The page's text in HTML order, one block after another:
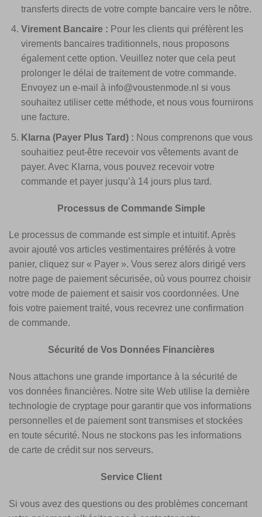
transferts directs de votre compte bancaire vers le nôtre.
Virement Bancaire : Pour les clients qui préfèrent les
virements bancaires traditionnels, nous proposons
également cette option. Veuillez noter que cela peut
prolonger le délai de traitement de votre commande.
Envoyez un e-mail à info@voustenmode.nl si vous
souhaitez utiliser cette méthode, et nous vous fournirons
une facture.
Klarna (Payer Plus Tard) : Nous comprenons que vous
souhaitiez peut-être recevoir vos vêtements avant de
payer. Avec Klarna, vous pouvez recevoir votre
commande et payer jusqu’à 14 jours plus tard.
Processus de Commande Simple
Le processus de commande est simple et intuitif. Après
avoir ajouté vos articles vestimentaires préférés à votre
panier, cliquez sur « Payer ». Vous serez alors dirigé vers
notre page de paiement sécurisée, où vous pourrez choisir
votre mode de paiement et saisir vos coordonnées. Une
fois votre paiement traité, vous recevrez une confirmation
de commande.
Sécurité de Vos Données Financières
Nous attachons une grande importance à la sécurité de
vos données financières. Notre site Web utilise la dernière
technologie de cryptage pour garantir que vos informations
personnelles et de paiement sont transmises et stockées
en toute sécurité. Nous ne stockons pas les informations
de carte de crédit sur nos serveurs.
Service Client
Si vous avez des questions ou des problèmes concernant